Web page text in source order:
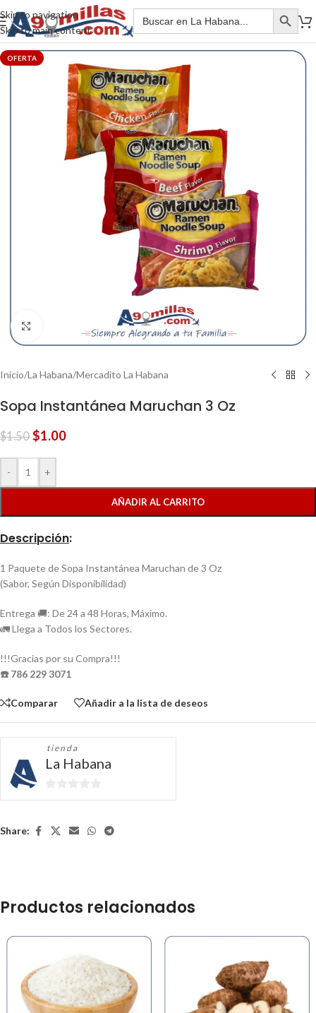
Skip to navigation
Skip to main content
OFERTA
Inicio/La Habana/Mercadito La Habana
Sopa Instantánea Maruchan 3 Oz
$1.50 $1.00
- +
AÑADIR AL CARRITO
Descripción:
1 Paquete de Sopa Instantánea Maruchan de 3 Oz
(Sabor, Según Disponibilidad)
Entrega 🚚: De 24 a 48 Horas, Máximo.
🚛 Llega a Todos los Sectores.
!!!Gracias por su Compra!!!
☎️ 786 229 3071
Comparar Añadir a la lista de deseos
tienda
La Habana
0
Share:
Productos relacionados